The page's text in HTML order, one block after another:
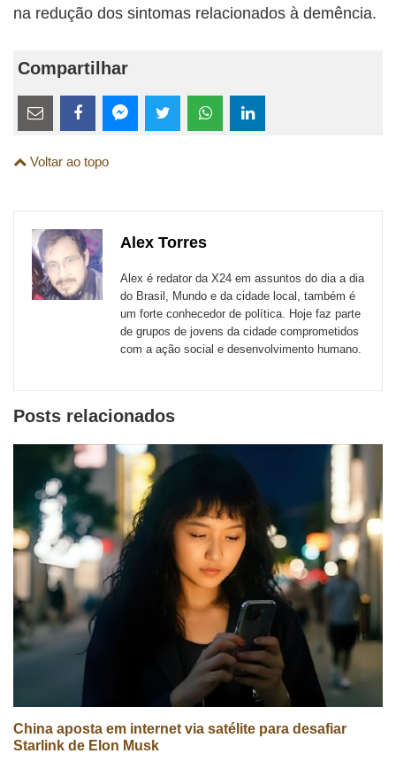
na redução dos sintomas relacionados à demência.
Compartilhar
Estes
links
são
sites
externos
esta
Email
esta
FacebookMessenger
TwitterWhatsApp
Voltar ao topo
Alex Torres
Alex é redator da X24 em assuntos do dia a dia
do Brasil, Mundo e da cidade local, também é
um forte conhecedor de política. Hoje faz parte
de grupos de jovens da cidade comprometidos
com a ação social e desenvolvimento humano.
Posts relacionados
China aposta em internet via satélite para desafiar
Starlink de Elon Musk